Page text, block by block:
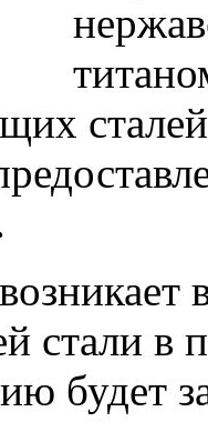
стали в
будет